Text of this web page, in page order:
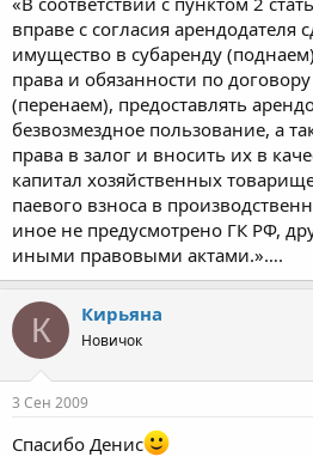
вправе с согласия арендодателя
имущество в субаренду
права и обязанности по
(перенаем), предоставлять
безвозмездное пользование, а
права в залог и вносить их в
капитал хозяйственных
паевого взноса в
иное не предусмотрено ГК РФ,
иными правовыми актами.»….
К Кирьяна
Новичок
3 Сен 2009
Спасибо Денис